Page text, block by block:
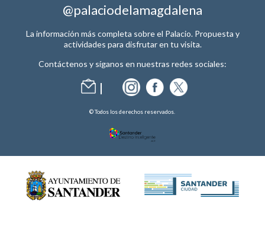
@palaciodelamagdalena
La información más completa sobre el Palacio. Propuesta y
actividades para disfrutar en tu visita.
Contáctenos y síganos en nuestras redes sociales:
© Todos los derechos reservados.